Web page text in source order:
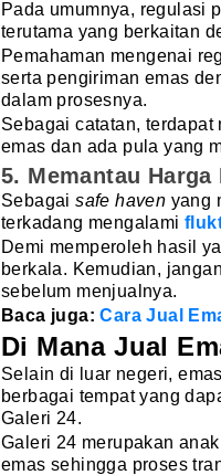
Pada umumnya, regulasi
terutama yang berkaitan
Pemahaman mengenai
serta pengiriman emas
dalam prosesnya.
Sebagai catatan,
emas dan ada pula yang
5. Memantau Harga
Sebagaisafe haven yang
terkadang mengalami
Demi memperoleh hasil
berkala. Kemudian,
sebelum menjualnya.
Baca juga:Cara Jual
Di Mana Jual
Selain di luar negeri,
berbagai tempat yang
Galeri 24.
Galeri 24 merupakan
emas sehingga proses